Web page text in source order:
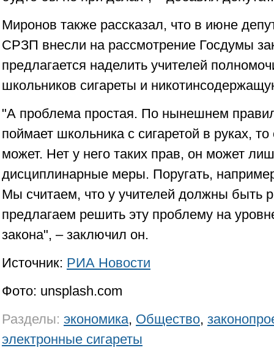
Миронов также рассказал, что в июне
СРЗП внесли на рассмотрение Госдумы
предлагается наделить учителей
школьников сигареты и
"А проблема простая. По нынешнем
поймает школьника с сигаретой в руках,
может. Нет у него таких прав, он может
дисциплинарные меры. Поругать,
Мы считаем, что у учителей должны быть
предлагаем решить эту проблему на
закона", – заключил он.
Источник: РИА Новости
Фото: unsplash.com
Разделы: экономика, Общество,
электронные сигареты